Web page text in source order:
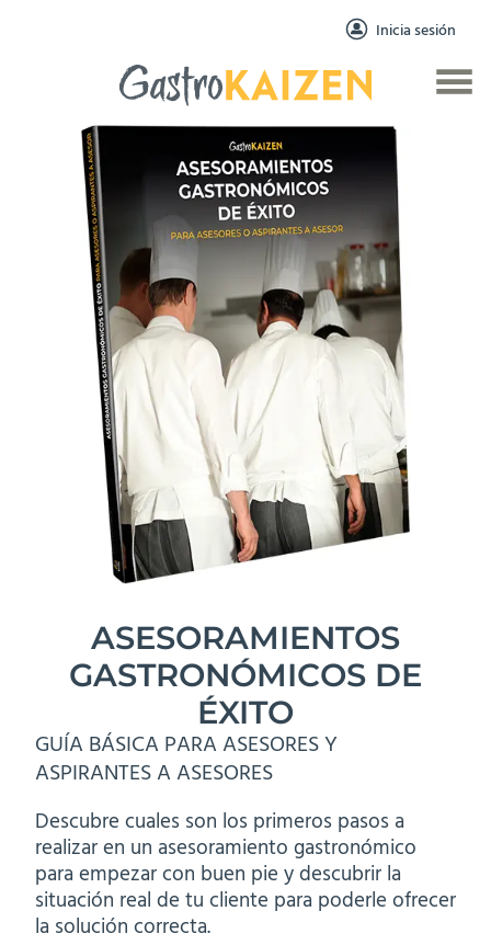
Inicia sesión
ASESORAMIENTOS
GASTRONÓMICOS DE
ÉXITO
GUÍA BÁSICA PARA ASESORES Y
ASPIRANTES A ASESORES
Descubre cuales son los primeros pasos a
realizar en un asesoramiento gastronómico
para empezar con buen pie y descubrir la
situación real de tu cliente para poderle ofrecer
la solución correcta.